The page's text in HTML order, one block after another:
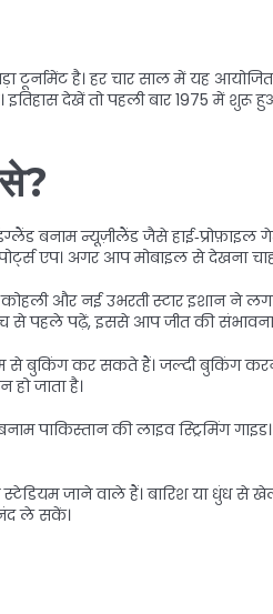
टूर्नामेंट है। हर चार साल में यह
इतिहास देखें तो पहली बार 1975 में
बनाम न्यूज़ीलैंड जैसे
एप। अगर आप मोबाइल से
कोहली और नई उभरती स्टार इशान ने
से पहले पढ़ें, इससे आप जीत की
बुकिंग कर सकते हैं। जल्दी बुकिंग
जाता है।
की लाइव स्ट्रिमिंग
जाने वाले हैं। बारिश या धुंध से
ले सकें।